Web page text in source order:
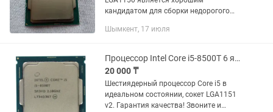
кандидатом для сборки недорогого
обладает всеми нужными для этого
Шымкент, 17 июля
Процессор Intel Core i5-8500T 6 ядер
20 000 ₸
Шестиядерный процессор Core i5 в
идеальном состоянии, сокет LGA1151
v2. Гарантия качества! Звоните и